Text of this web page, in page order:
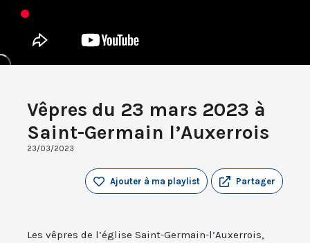
Vêpres du 23 mars 2023 à
Saint-Germain l’Auxerrois
23/03/2023
Partager
Ajouter à ma playlist
Les vêpres de l’église Saint-Germain-l’Auxerrois,